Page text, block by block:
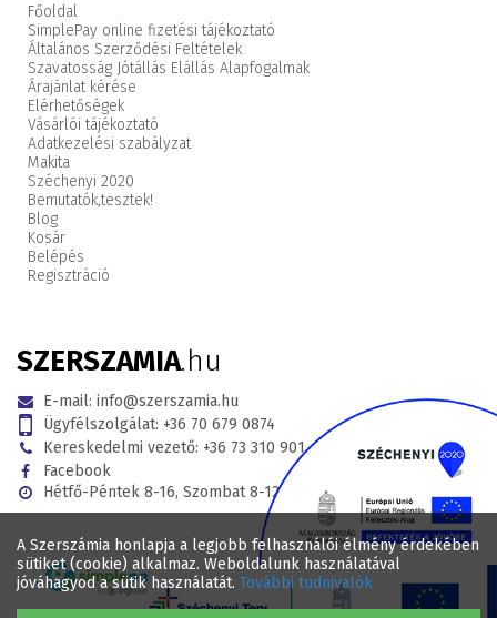
A Szerszámia honlapja a legjobb felhasználói élmény érdekében
sütiket (cookie) alkalmaz. Weboldalunk használatával
jóváhagyod a sütik használatát. További tudnivalók
Főoldal
SimplePay online fizetési tájékoztató
Általános Szerződési Feltételek
Szavatosság Jótállás Elállás Alapfogalmak
Árajánlat kérése
Elérhetőségek
Vásárlói tájékoztató
Adatkezelési szabályzat
Makita
Széchenyi 2020
Bemutatók,tesztek!
Blog
Kosár
Belépés
Regisztráció
SZERSZAMIA.hu
E-mail: info@szerszamia.hu
Ügyfélszolgálat: +36 70 679 0874
Kereskedelmi vezető: +36 73 310 901
Facebook
Hétfő-Péntek 8-16, Szombat 8-12